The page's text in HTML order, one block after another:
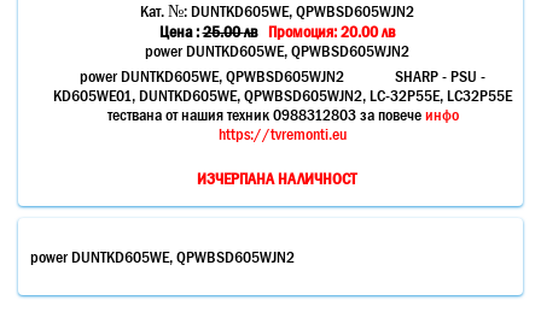
Кат. №:DUNTKD605WE, QPWBSD605WJN2
Цена :25.00лв Промоция: 20.00 лв
power DUNTKD605WE, QPWBSD605WJN2
power DUNTKD605WE, QPWBSD605WJN2 SHARP - PSU -
KD605WE01, DUNTKD605WE, QPWBSD605WJN2, LC-32P55E, LC32P55E
тествана от нашия техник 0988312803 за повечеинфо
https://tvremonti.eu
ИЗЧЕРПАНА НАЛИЧНОСТ
power DUNTKD605WE, QPWBSD605WJN2